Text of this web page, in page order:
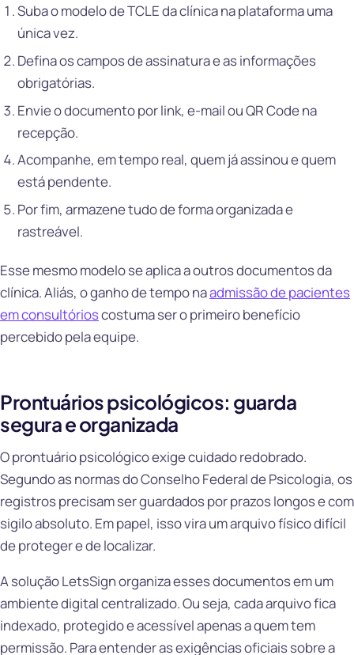
Suba o modelo de TCLE da clínica na plataforma uma
única vez.
Defina os campos de assinatura e as informações
obrigatórias.
Envie o documento por link, e-mail ou QR Code na
recepção.
Acompanhe, em tempo real, quem já assinou e quem
está pendente.
Por fim, armazene tudo de forma organizada e
rastreável.
Esse mesmo modelo se aplica a outros documentos da
clínica. Aliás, o ganho de tempo naadmissão de pacientes
em consultórioscostuma ser o primeiro benefício
percebido pela equipe.
Prontuários psicológicos: guarda
segura e organizada
O prontuário psicológico exige cuidado redobrado.
Segundo as normas do Conselho Federal de Psicologia, os
registros precisam ser guardados por prazos longos e com
sigilo absoluto. Em papel, isso vira um arquivo físico difícil
de proteger e de localizar.
A solução LetsSign organiza esses documentos em um
ambiente digital centralizado. Ou seja, cada arquivo fica
indexado, protegido e acessível apenas a quem tem
permissão. Para entender as exigências oficiais sobre a